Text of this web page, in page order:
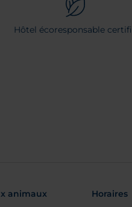
Hôtel écoresponsable
animaux
Horaires